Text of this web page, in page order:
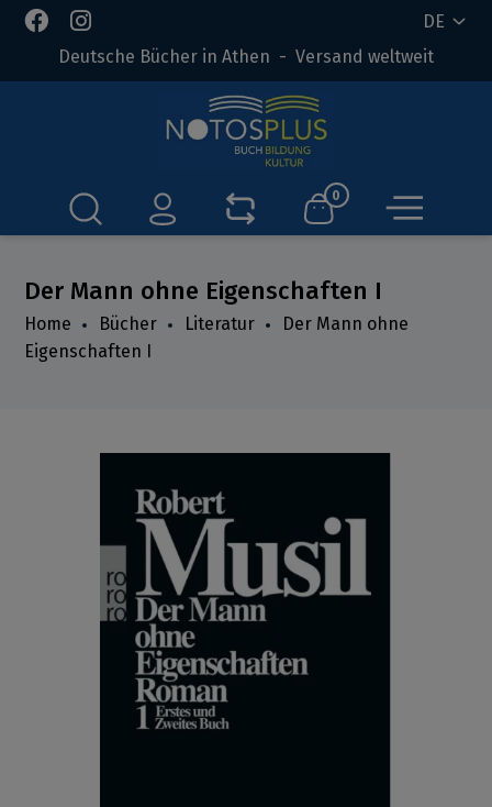
DE
Deutsche Bücher in Athen - Versand weltweit
0
Der Mann ohne Eigenschaften I
Home Bücher Literatur
Der Mann ohne
Eigenschaften I